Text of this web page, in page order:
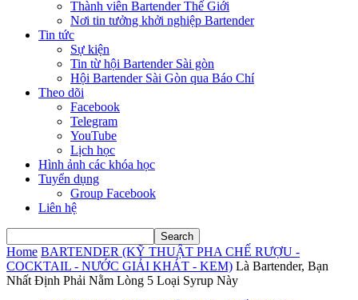
Thành viên Bartender Thế Giới
Nơi tin tưởng khởi nghiệp Bartender
Tin tức
Sự kiện
Tin từ hội Bartender Sài gòn
Hội Bartender Sài Gòn qua Báo Chí
Theo dõi
Facebook
Telegram
YouTube
Lịch học
Hình ảnh các khóa học
Tuyển dụng
Group Facebook
Liên hệ
Home BARTENDER (KỸ THUẬT PHA CHẾ RƯỢU -
COCKTAIL - NƯỚC GIẢI KHÁT - KEM) Là Bartender, Bạn
Nhất Định Phải Nằm Lòng 5 Loại Syrup Này